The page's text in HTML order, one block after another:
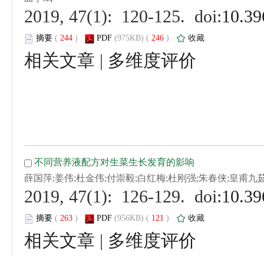
( ) 246 )
|
( ) 121 )
|